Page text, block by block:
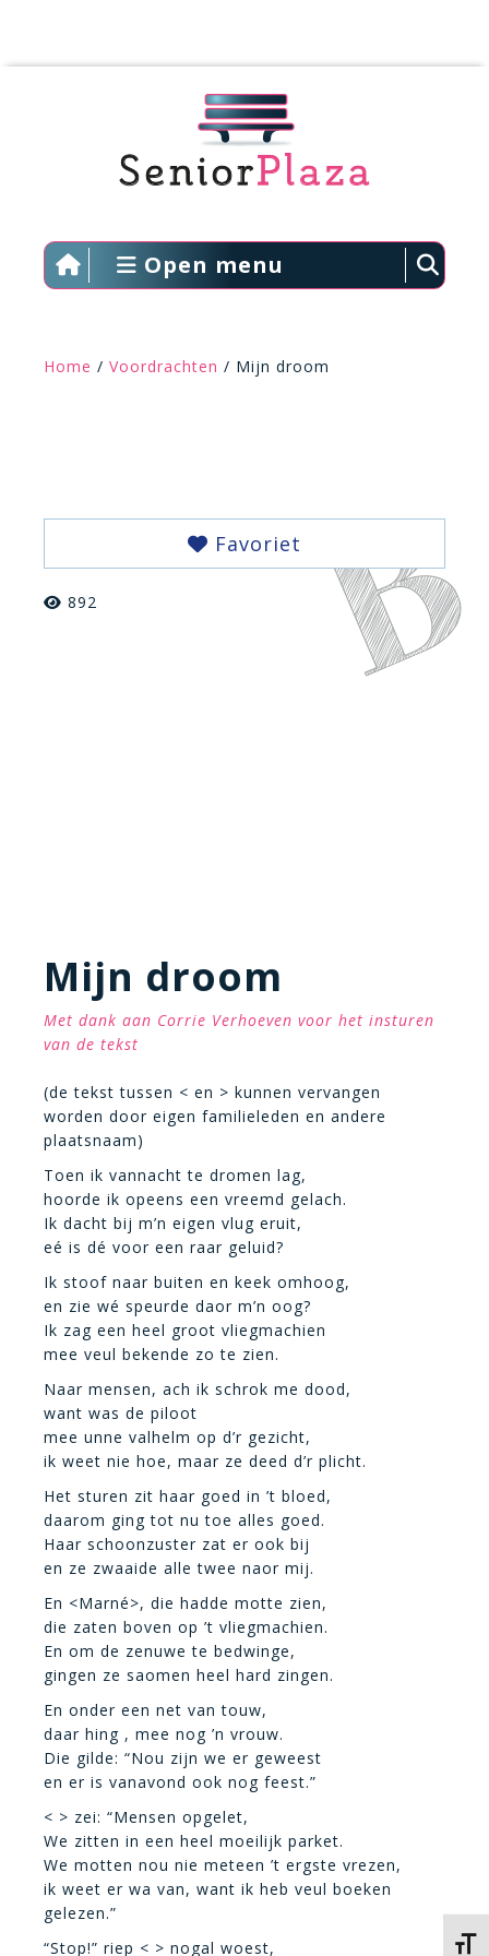
Open menu
Home / Voordrachten / Mijn droom
Favoriet
892
Mijn droom
Met dank aan Corrie Verhoeven voor het insturen
van de tekst
(de tekst tussen < en > kunnen vervangen
worden door eigen familieleden en andere
plaatsnaam)
Toen ik vannacht te dromen lag,
hoorde ik opeens een vreemd gelach.
Ik dacht bij m’n eigen vlug eruit,
eé is dé voor een raar geluid?
Ik stoof naar buiten en keek omhoog,
en zie wé speurde daor m’n oog?
Ik zag een heel groot vliegmachien
mee veul bekende zo te zien.
Naar mensen, ach ik schrok me dood,
want was de piloot
mee unne valhelm op d’r gezicht,
ik weet nie hoe, maar ze deed d’r plicht.
Het sturen zit haar goed in ’t bloed,
daarom ging tot nu toe alles goed.
Haar schoonzuster zat er ook bij
en ze zwaaide alle twee naor mij.
En <Marné>, die hadde motte zien,
die zaten boven op ’t vliegmachien.
En om de zenuwe te bedwinge,
gingen ze saomen heel hard zingen.
En onder een net van touw,
daar hing , mee nog ’n vrouw.
Die gilde: “Nou zijn we er geweest
en er is vanavond ook nog feest.”
< > zei: “Mensen opgelet,
We zitten in een heel moeilijk parket.
We motten nou nie meteen ’t ergste vrezen,
ik weet er wa van, want ik heb veul boeken
gelezen.”
“Stop!” riep < > nogal woest,